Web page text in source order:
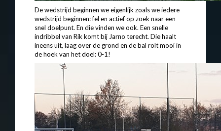
De wedstrijd beginnen we eigenlijk zoals we iedere
wedstrijd beginnen: fel en actief op zoek naar een
snel doelpunt. En die vinden we ook. Een snelle
indribbel van Rik komt bij Jarno terecht. Die haalt
ineens uit, laag over de grond en de bal rolt mooi in
de hoek van het doel: 0-1!